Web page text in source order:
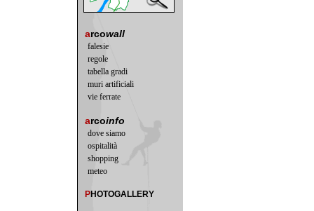
arcowall
falesie
regole
tabella gradi
muri artificiali
vie ferrate
arcoinfo
dove siamo
ospitalità
shopping
meteo
PHOTOGALLERY